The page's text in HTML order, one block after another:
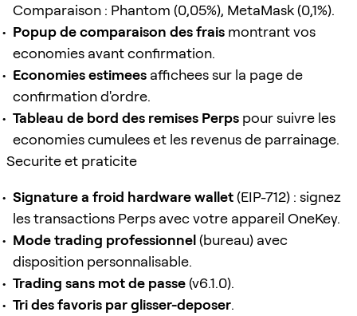
Comparaison : Phantom (0,05%), MetaMask (0,1%).
Popup de comparaison des frais montrant vos
economies avant confirmation.
Economies estimees affichees sur la page de
confirmation d'ordre.
Tableau de bord des remises Perps pour suivre les
economies cumulees et les revenus de parrainage.
Securite et praticite
Signature a froid hardware wallet(EIP-712) : signez
les transactions Perps avec votre appareil OneKey.
Mode trading professionnel(bureau) avec
disposition personnalisable.
Trading sans mot de passe(v6.1.0).
Tri des favoris par glisser-deposer.